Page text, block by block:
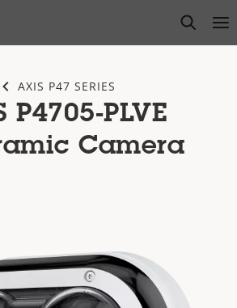
open
AXIS P47 SERIES
P4705-PLVE
Camera